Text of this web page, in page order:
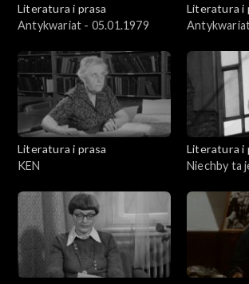
Literatura i prasa
Antykwariat - 05.01.1979
Literatura i
Literatura i prasa
KEN
Literatura i
Niechby ta